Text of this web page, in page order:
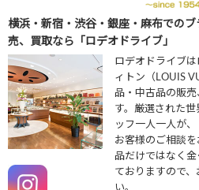
横浜・新宿・渋谷・銀座・麻布での
売、買取なら「ロデオドライブ」
ロデオドライブ
ィトン（LOUIS
品・中古品の販
す。厳選された
ッフ一人一人が
お客様のご相談
品だけではなく
ておりますので